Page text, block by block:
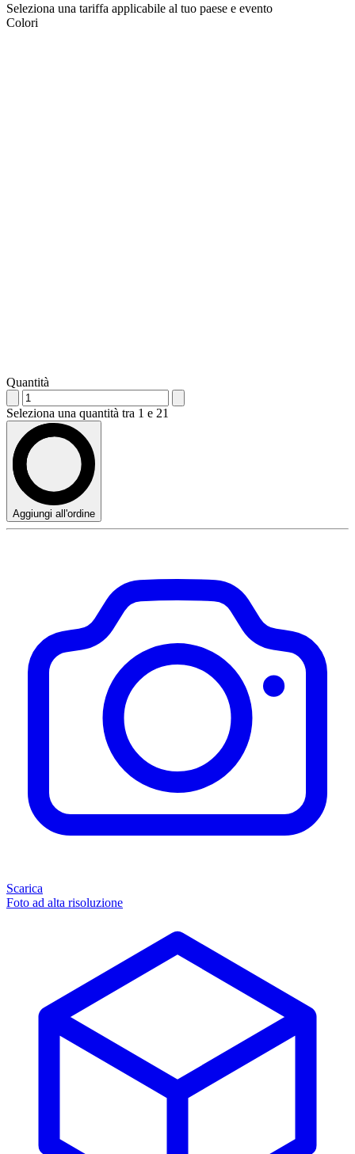
Seleziona una tariffa applicabile al tuo paese e evento
Colori
Quantità
Seleziona una quantità tra 1 e 21
Aggiungi all'ordine
Scarica
Foto ad alta risoluzione